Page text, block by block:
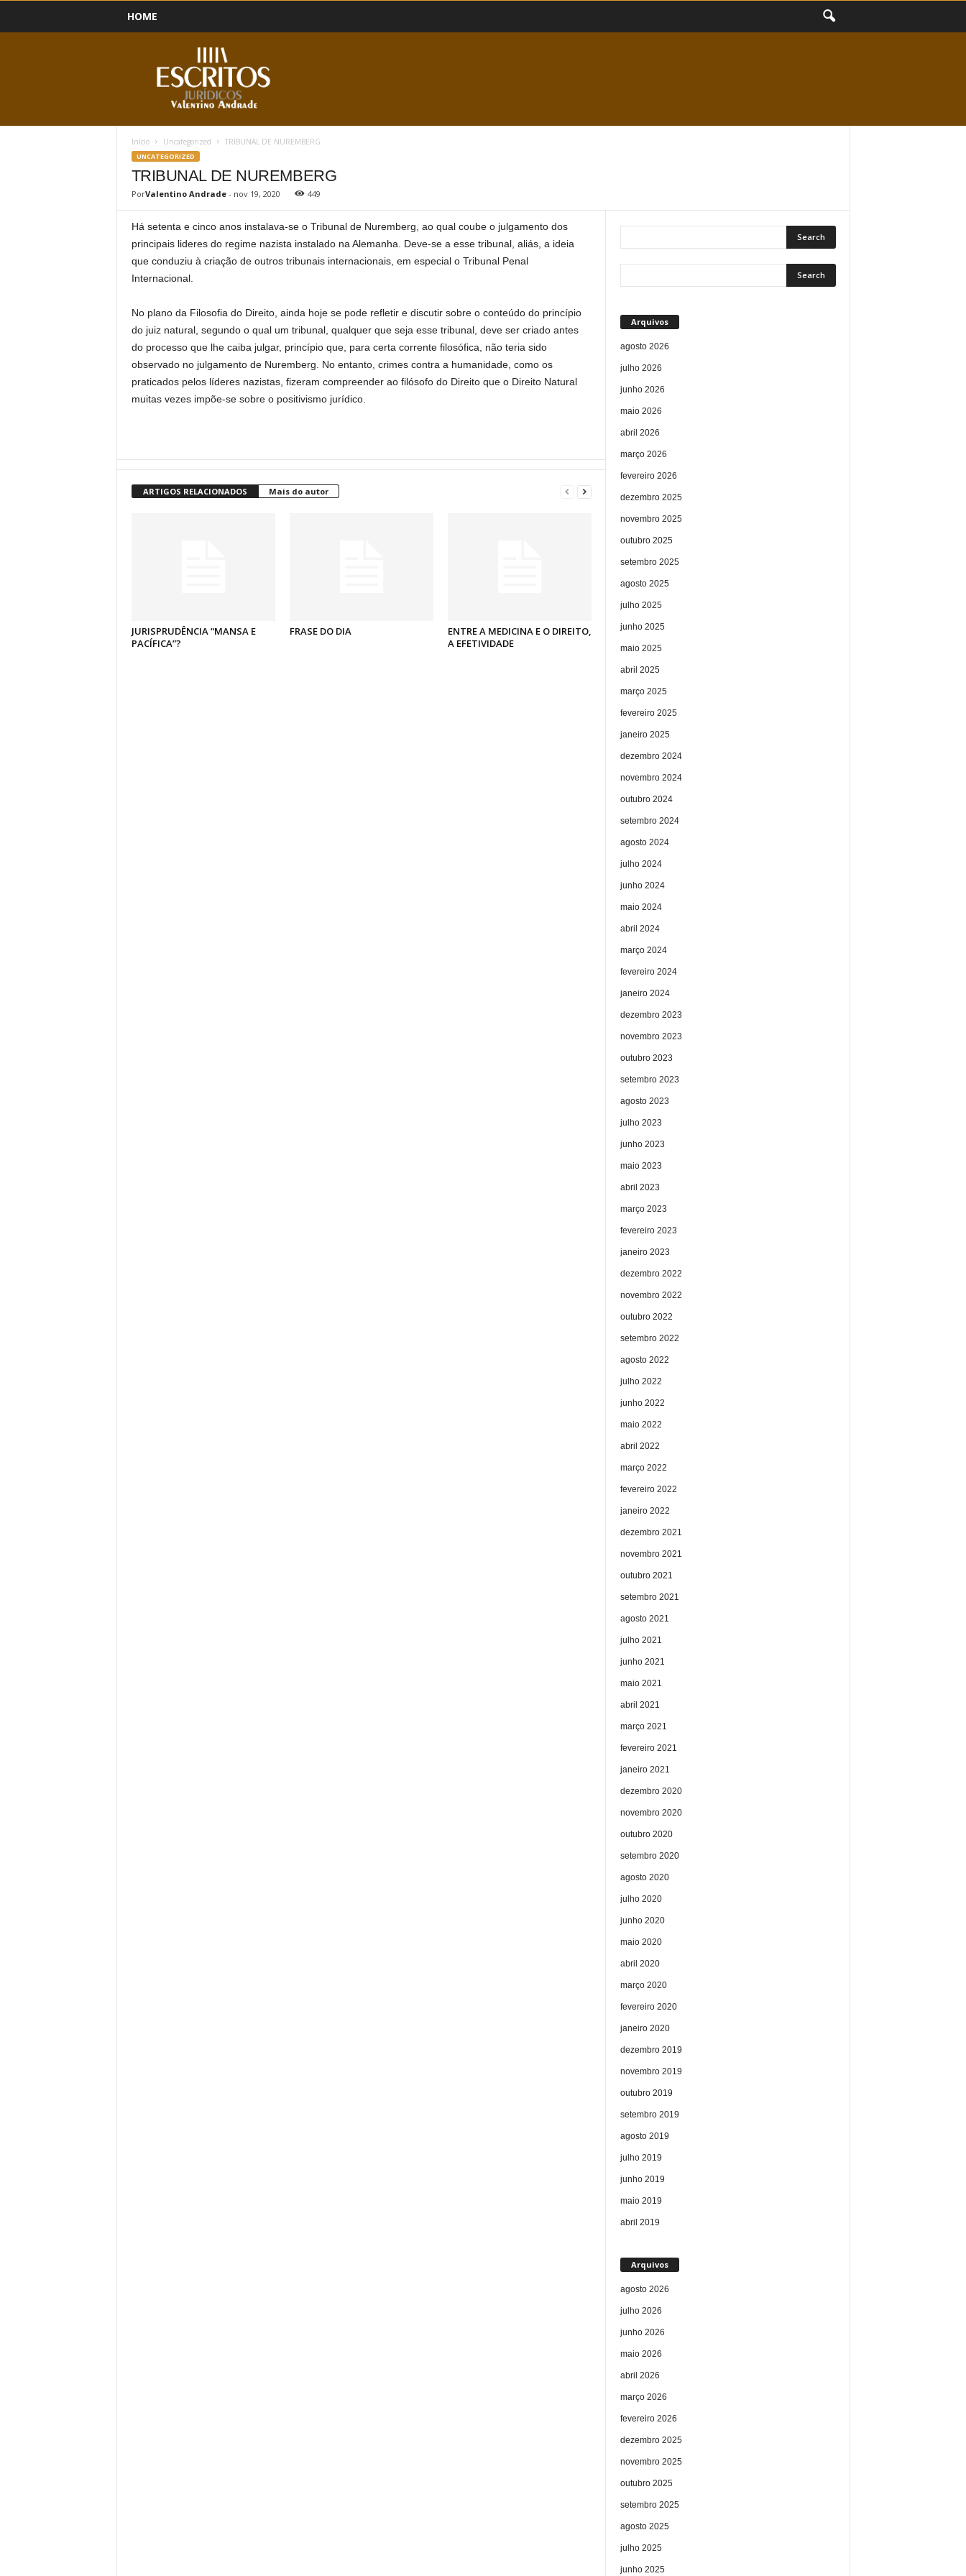
HOME
Início Uncategorized TRIBUNAL DE NUREMBERG
UNCATEGORIZED
TRIBUNAL DE NUREMBERG
PorValentino Andrade- nov 19, 2020 449
Há setenta e cinco anos instalava-se o Tribunal de Nuremberg, ao qual coube o julgamento dos
principais lideres do regime nazista instalado na Alemanha. Deve-se a esse tribunal, aliás, a ideia
que conduziu à criação de outros tribunais internacionais, em especial o Tribunal Penal
Internacional.
No plano da Filosofia do Direito, ainda hoje se pode refletir e discutir sobre o conteúdo do princípio
do juiz natural, segundo o qual um tribunal, qualquer que seja esse tribunal, deve ser criado antes
do processo que lhe caiba julgar, princípio que, para certa corrente filosófica, não teria sido
observado no julgamento de Nuremberg. No entanto, crimes contra a humanidade, como os
praticados pelos líderes nazistas, fizeram compreender ao filósofo do Direito que o Direito Natural
muitas vezes impõe-se sobre o positivismo jurídico.
ARTIGOS RELACIONADOS Mais do autor
JURISPRUDÊNCIA “MANSA E
PACÍFICA”?
FRASE DO DIA
ENTRE A MEDICINA E O DIREITO,
A EFETIVIDADE
Arquivos
agosto 2026
julho 2026
junho 2026
maio 2026
abril 2026
março 2026
fevereiro 2026
dezembro 2025
novembro 2025
outubro 2025
setembro 2025
agosto 2025
julho 2025
junho 2025
maio 2025
abril 2025
março 2025
fevereiro 2025
janeiro 2025
dezembro 2024
novembro 2024
outubro 2024
setembro 2024
agosto 2024
julho 2024
junho 2024
maio 2024
abril 2024
março 2024
fevereiro 2024
janeiro 2024
dezembro 2023
novembro 2023
outubro 2023
setembro 2023
agosto 2023
julho 2023
junho 2023
maio 2023
abril 2023
março 2023
fevereiro 2023
janeiro 2023
dezembro 2022
novembro 2022
outubro 2022
setembro 2022
agosto 2022
julho 2022
junho 2022
maio 2022
abril 2022
março 2022
fevereiro 2022
janeiro 2022
dezembro 2021
novembro 2021
outubro 2021
setembro 2021
agosto 2021
julho 2021
junho 2021
maio 2021
abril 2021
março 2021
fevereiro 2021
janeiro 2021
dezembro 2020
novembro 2020
outubro 2020
setembro 2020
agosto 2020
julho 2020
junho 2020
maio 2020
abril 2020
março 2020
fevereiro 2020
janeiro 2020
dezembro 2019
novembro 2019
outubro 2019
setembro 2019
agosto 2019
julho 2019
junho 2019
maio 2019
abril 2019
Arquivos
agosto 2026
julho 2026
junho 2026
maio 2026
abril 2026
março 2026
fevereiro 2026
dezembro 2025
novembro 2025
outubro 2025
setembro 2025
agosto 2025
julho 2025
junho 2025